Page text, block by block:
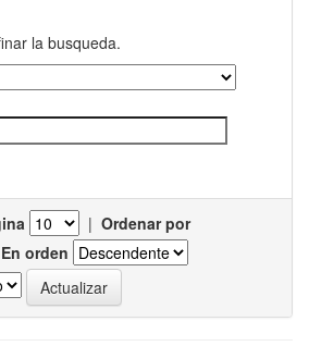
la busqueda.
| Ordenar por
En orden